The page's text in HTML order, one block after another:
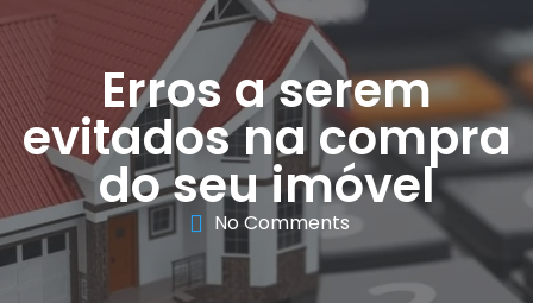
Erros a serem
evitados na compra
do seu imóvel
No Comments